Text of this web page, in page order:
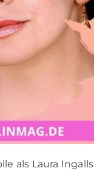
als Laura Ingalls